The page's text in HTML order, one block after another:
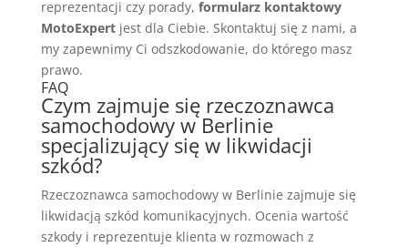
reprezentacji czy porady, formularz kontaktowy
MotoExpertjest dla Ciebie. Skontaktuj się z nami, a
my zapewnimy Ci odszkodowanie, do którego masz
prawo.
FAQ
Czym zajmuje się rzeczoznawca
samochodowy w Berlinie
specjalizujący się w likwidacji
szkód?
Rzeczoznawca samochodowy w Berlinie zajmuje się
likwidacją szkód komunikacyjnych. Ocenia wartość
szkody i reprezentuje klienta w rozmowach z